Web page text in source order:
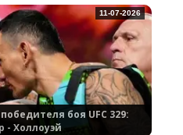
боя UFC 329:
- Холлоуэй
11-07-2026